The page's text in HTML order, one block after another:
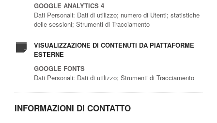
GOOGLE ANALYTICS 4
Dati Personali: Dati di utilizzo; numero di Utenti; statistiche
delle sessioni; Strumenti di Tracciamento
VISUALIZZAZIONE DI CONTENUTI DA PIATTAFORME
ESTERNE
GOOGLE FONTS
Dati Personali: Dati di utilizzo; Strumenti di Tracciamento
INFORMAZIONI DI CONTATTO